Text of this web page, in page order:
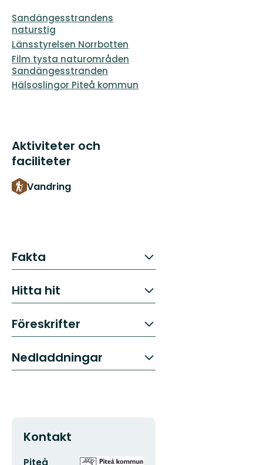
Sandängesstrandens
naturstig
Länsstyrelsen Norrbotten
Film tysta naturområden
Sandängesstranden
Hälsoslingor Piteå kommun
Aktiviteter och
faciliteter
Vandring
Fakta
Hitta hit
Föreskrifter
Nedladdningar
Kontakt
E- Organisationens